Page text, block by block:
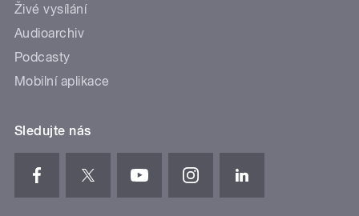
Živé vysílání
Audioarchiv
Podcasty
Mobilní aplikace
Sledujte nás